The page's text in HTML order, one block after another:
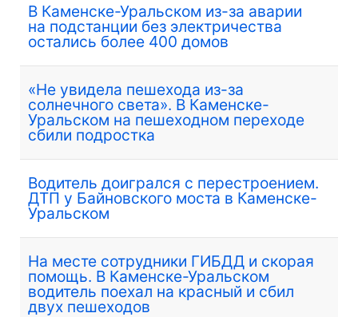
В Каменске-Уральском из-за аварии
на подстанции без электричества
остались более 400 домов
«Не увидела пешехода из-за
солнечного света». В Каменске-
Уральском на пешеходном переходе
сбили подростка
Водитель доигрался с перестроением.
ДТП у Байновского моста в Каменске-
Уральском
На месте сотрудники ГИБДД и скорая
помощь. В Каменске-Уральском
водитель поехал на красный и сбил
двух пешеходов